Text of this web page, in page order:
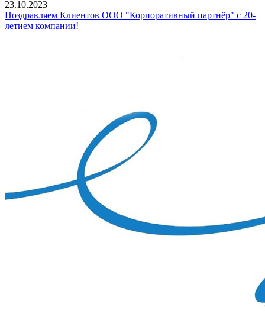
23.10.2023
Поздравляем Клиентов ООО "Корпоративный партнёр" с 20-
летием компании!